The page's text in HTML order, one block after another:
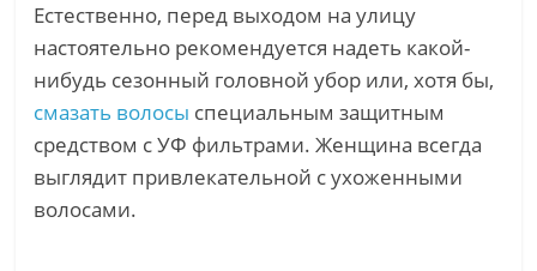
Естественно, перед выходом на улицу
настоятельно рекомендуется надеть какой-
нибудь сезонный головной убор или, хотя бы,
смазать волосы специальным защитным
средством с УФ фильтрами. Женщина всегда
выглядит привлекательной с ухоженными
волосами.